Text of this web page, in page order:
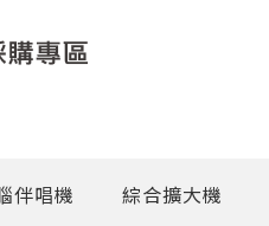
伴唱機 綜合擴大機